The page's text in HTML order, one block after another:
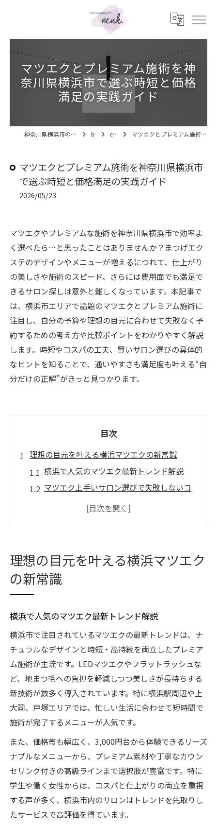
マツエクとプレミアム施術を神
奈川県横浜市で選ぶ時短と価格
満足の実践ガイド
神奈川県横浜市のマツエクならEYELASH&BEAUTY neuk. blog column マツエクとプレミアム施術を神奈川県横浜市で選ぶ時短と価格満足の実践ガイド
マツエクとプレミアム施術を神奈川県横浜市
で選ぶ時短と価格満足の実践ガイド
2026/05/23
マツエクやプレミアムな施術を神奈川県横浜市で効率よ
く選べたら…と思ったことはありませんか？まつげエク
ステのデザインやメニューが増えるにつれて、仕上がり
の美しさや施術のスピード、さらには費用面でも満足で
きるサロン探しは意外と難しくなっています。本記事で
は、横浜市エリアで話題のマツエクとプレミアム施術に
注目し、自分の予算や理想の目元に合わせて失敗なく予
約するための考え方や比較ポイントをわかりやすく解説
します。時短やコスパの工夫、賢いサロン選びの具体的
なヒントを知ることで、通いやすさも満足度も叶える“自
分だけの正解”がきっと見つかります。
目次
理想の目元を叶える横浜マツエクの新常識
横浜で人気のマツエク最新トレンド解説
マツエク上手いサロン選びで失敗しないコ
マツエク安いと上手いのバランス重視の選
択
プレミアム施術で差がつくマツエク選び方
れる方法
マツエクLED対応など最先端施術の選び方
上大岡や戸塚でも注目のプレミアムマツエ
ク事情
人気サロンのプレミアムマツエク体験ポイ
ント
安さだけで選ばないプレミアム施術の魅力
マツエクが長持ちする秘訣と維持のコツ
マツエク持ちを伸ばすためのホームケア方
法
横浜で長持ちするマツエクの選び方ポイン
ト
LEDマツエクで持ちと美しさを両立させる
秘訣
理想の目元を叶える横浜マツエク
の新常識
横浜で人気のマツエク最新トレンド解説
横浜市で注目されているマツエクの最新トレンドは、ナ
チュラルなデザインと時短・高持続を両立したプレミア
ム施術が主流です。LEDマツエクやフラットラッシュな
ど、地まつ毛への負担を軽減しつつ美しさが長持ちする
新技術が数多く導入されています。特に横浜駅周辺や上
大岡、戸塚エリアでは、忙しい生活に合わせて短時間で
施術が完了するメニューが人気です。
また、価格帯も幅広く、3,000円台から体験できるリーズ
ナブルなメニューから、プレミアム素材や丁寧なカウン
セリング付きの高級ラインまで選択肢が豊富です。特に
学生や働く女性からは、コスパと仕上がりの両立を重視
する声が多く、横浜市内のサロンはトレンドを先取りし
たサービスで高評価を得ています。